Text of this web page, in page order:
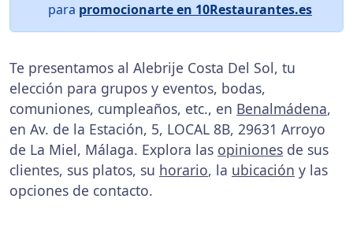
para promocionarte en 10Restaurantes.es
Te presentamos al Alebrije Costa Del Sol, tu
elección para grupos y eventos, bodas,
comuniones, cumpleaños, etc., en Benalmádena,
en Av. de la Estación, 5, LOCAL 8B, 29631 Arroyo
de La Miel, Málaga. Explora las opiniones de sus
clientes, sus platos, su horario, la ubicación y las
opciones de contacto.